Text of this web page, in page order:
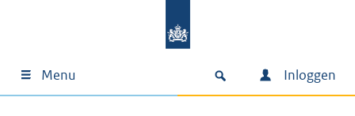
Menu Inloggen